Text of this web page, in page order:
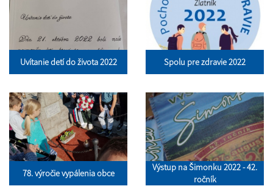
Uvítanie detí do života 2022 Spolu pre zdravie 2022
78. výročie vypálenia obce
Výstup na Šimonku 2022 - 42.
ročník